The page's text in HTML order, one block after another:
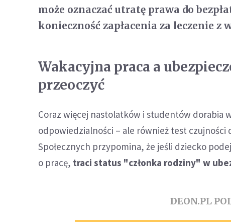
może oznaczać utratę prawa do
konieczność zapłacenia za leczenie z
Wakacyjna praca a
przeoczyć
Coraz więcej nastolatków i studentów dorabia
odpowiedzialności – ale również test czujności
Społecznych przypomina, że jeśli dziecko
o pracę, traci status "członka rodziny" w
DEON.PL